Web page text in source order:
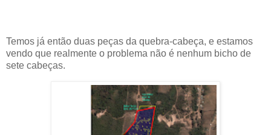
Temos já então duas peças da quebra-cabeça, e estamos
vendo que realmente o problema não é nenhum bicho de
sete cabeças.